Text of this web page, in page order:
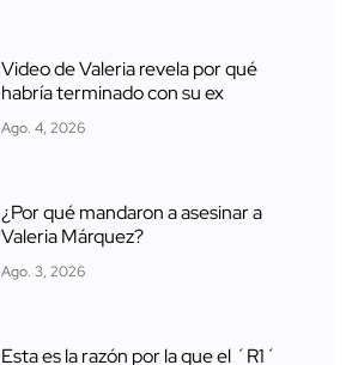
Video de Valeria revela por qué
habría terminado con su ex
Ago. 4, 2026
¿Por qué mandaron a asesinar a
Valeria Márquez?
Ago. 3, 2026
Esta es la razón por la que el ´R1´